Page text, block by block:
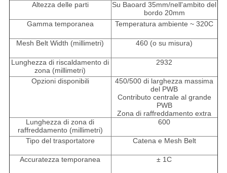
Altezza delle parti
Su Baoard 35mm/nell'ambito del
bordo 20mm
Gamma temporanea
Temperatura ambiente ~ 320C
Mesh Belt Width (millimetri) 460 (o su misura)
Lunghezza di riscaldamento di
zona (millimetri)
2932
Opzioni disponibili
450/500 di larghezza massima
del PWB
Contributo centrale al grande
PWB
Zona di raffreddamento extra
Lunghezza di zona di
raffreddamento (millimetri)
600
Tipo del trasportatore Catena e Mesh Belt
Accuratezza temporanea ± 1C